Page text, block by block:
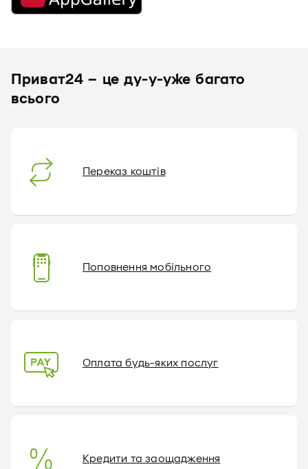
Приват24 – це ду-у-уже багато
всього
Переказ коштів
Поповнення мобільного
Оплата будь-яких послуг
Кредити та заощадження